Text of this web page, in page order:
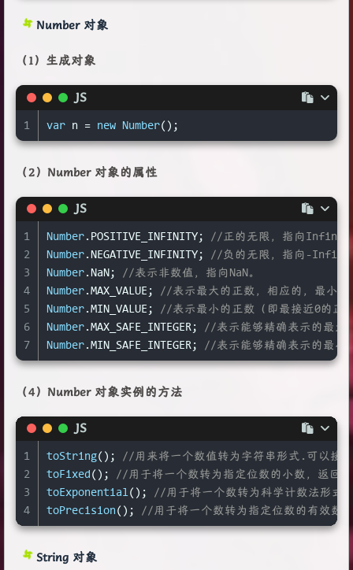
12
14
16
20
22
sort()
map(elem,index,arr)
filter
//参数是一个函数，所有数组成员依次执
//用来判断数组成员是否符合某种条件。接
//用来判断数组成员是否符合某种条件。接
reduceRight() //依次处理数组的每个成员，最终累计
lastIndexOf
//返回给定元素在数组中最后一次出
Number 对象
（1）生成对象
JS
1 var n = new Number();
（2）Number 对象的属性
JS
1
2
3
4
5
6
7
Number . POSITIVE_INFINITY ;
//正的无限，指向
Number . NEGATIVE_INFINITY ;
//负的无限，指向-
Number . NaN ;
//表示非数值，指向NaN。
Number . MAX_VALUE ;
//表示最大的正数，相应的，最小的
Number . MIN_VALUE ;
//表示最小的正数（即最接近0的正
Number . MAX_SAFE_INTEGER ;
//表示能够精确表示的最大
Number . MIN_SAFE_INTEGER ; //表示能够精确表示的最小
（4）Number 对象实例的方法
JS
1
2
3
4
toString();
//用来将一个数值转为字符串形式.可以接
toFixed ();
//用于将一个数转为指定位数的小数，返回
toExponential ();
//用于将一个数转为科学计数法形式
toPrecision (); //用于将一个数转为指定位数的有效数
String 对象